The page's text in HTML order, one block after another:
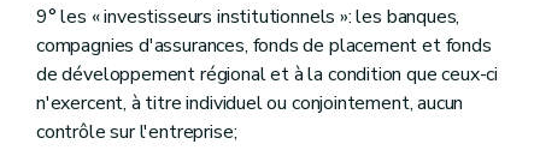
9° les « investisseurs institutionnels »: les banques,
compagnies d'assurances, fonds de placement et fonds
de développement régional et à la condition que ceux-ci
n'exercent, à titre individuel ou conjointement, aucun
contrôle sur l'entreprise;